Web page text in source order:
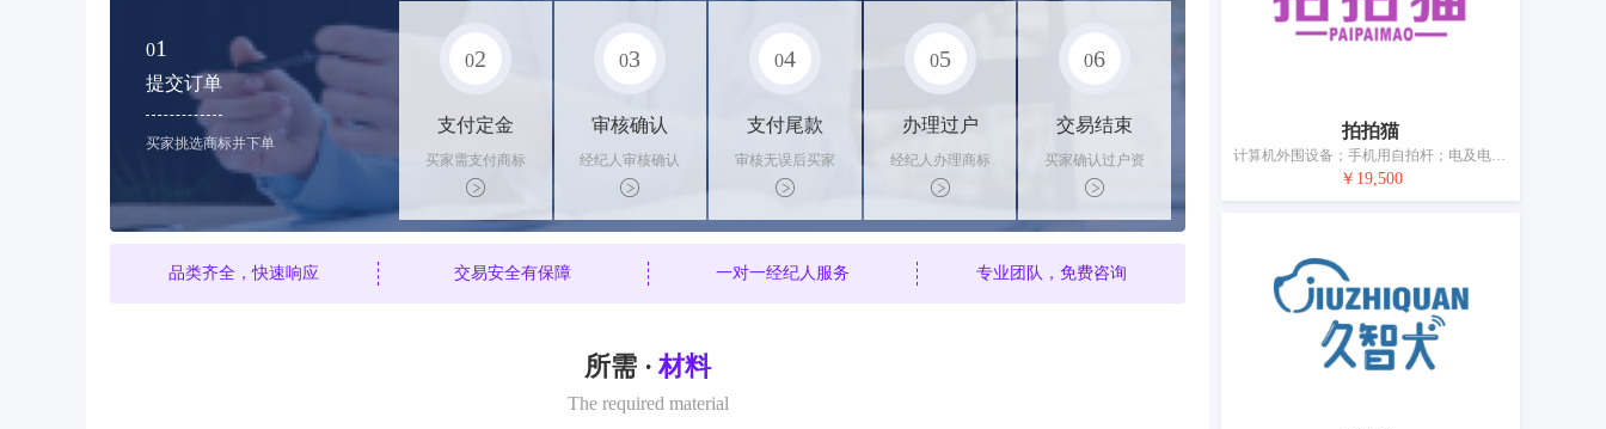
01
提交订单
买家挑选商标并下单
02
支付定金
买家需支付商标
标价的10%的购
买订金
03
审核确认
经纪人审核确认
商标状态
04
支付尾款
审核无误后买家
支付尾款，卖家
办理相关手续
05
办理过户
经纪人办理商标
转让手续，交付
相关证书
06
交易结束
买家确认过户资
料后，平台解冻
资金支付卖家
品类齐全，快速响应 交易安全有保障 一对一经纪人服务 专业团队，免费咨询
所需 · 材料
The required material
拍拍猫
计算机外围设备；手机用自拍杆；电及电子视频监控设备；自拍杆（手持单脚架）；电线识别线；电开关；安全头盔；电子锁；眼镜；移动电源（可充电电池）
￥19,500